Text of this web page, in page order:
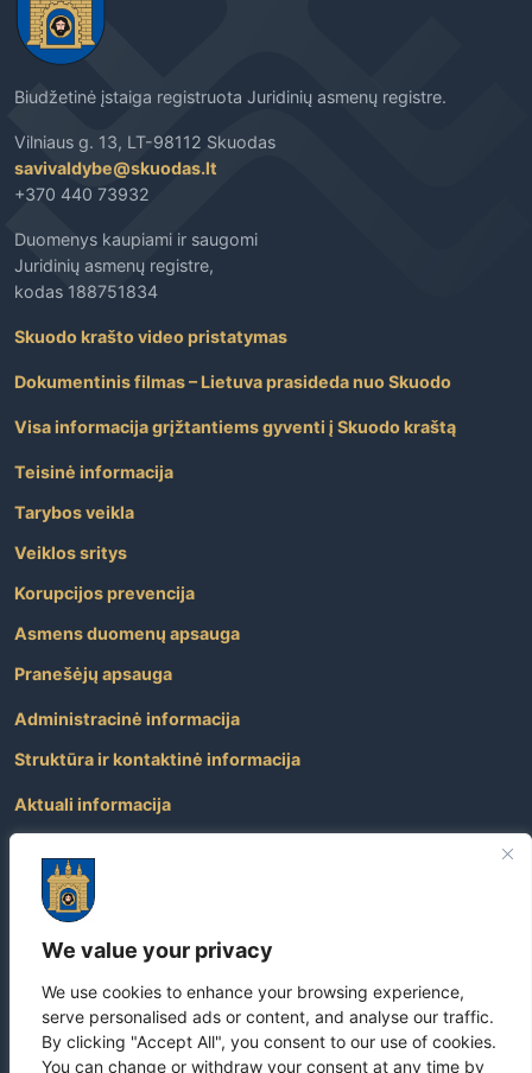
We value your privacy
We use cookies to enhance your browsing experience,
serve personalised ads or content, and analyse our traffic.
By clicking "Accept All", you consent to our use of cookies.
You can change or withdraw your consent at any time by
Biudžetinė įstaiga registruota Juridinių asmenų registre.
Vilniaus g. 13, LT-98112 Skuodas
savivaldybe@skuodas.lt
+370 440 73932
Duomenys kaupiami ir saugomi
Juridinių asmenų registre,
kodas 188751834
Skuodo krašto video pristatymas
Dokumentinis filmas – Lietuva prasideda nuo Skuodo
Visa informacija grįžtantiems gyventi į Skuodo kraštą
Teisinė informacija
Tarybos veikla
Veiklos sritys
Korupcijos prevencija
Asmens duomenų apsauga
Pranešėjų apsauga
Administracinė informacija
Struktūra ir kontaktinė informacija
Aktuali informacija
Atviri duomenys
Nuorodos
Dažniausiai užduodami klausimai
Apie savivaldybę